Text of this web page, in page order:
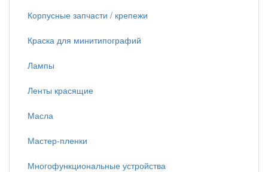
Корпусные запчасти / крепежи
Краска для минитипографий
Лампы
Ленты красящие
Масла
Мастер-пленки
Многофункциональные устройства